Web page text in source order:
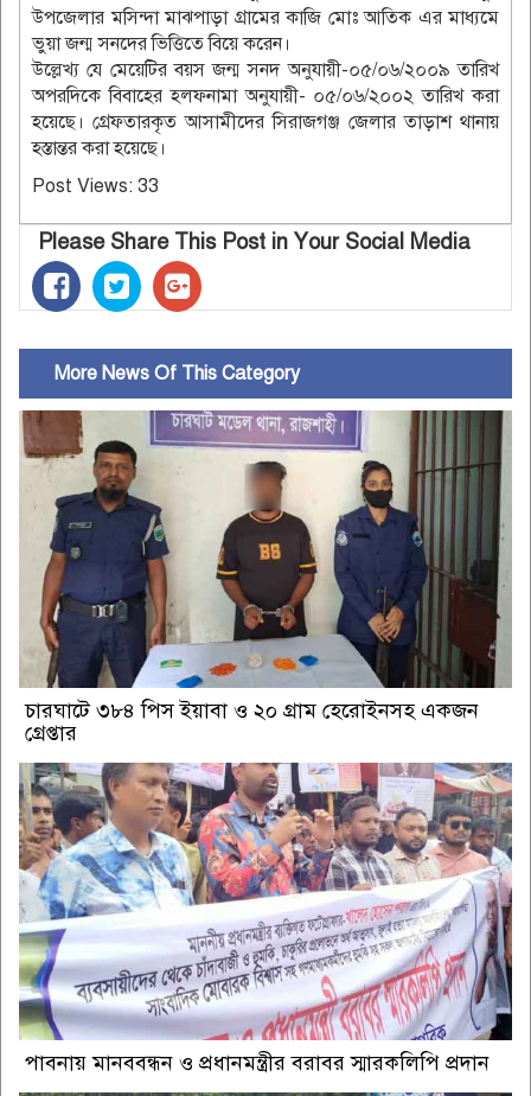
উপজেলার মসিন্দা মাঝপাড়া গ্রামের কাজি মোঃ আতিক এর মাধ্যমে
ভুয়া জন্ম সনদের ভিত্তিতে বিয়ে করেন।
উল্লেখ্য যে মেয়েটির বয়স জন্ম সনদ অনুযায়ী-০৫/০৬/২০০৯ তারিখ
অপরদিকে বিবাহের হলফনামা অনুযায়ী- ০৫/০৬/২০০২ তারিখ করা
হয়েছে। গ্রেফতারকৃত আসামীদের সিরাজগঞ্জ জেলার তাড়াশ থানায়
হস্তান্তর করা হয়েছে।
Post Views: 33
Please Share This Post in Your Social Media
More News Of This Category
চারঘাটে ৩৮৪ পিস ইয়াবা ও ২০ গ্রাম হেরোইনসহ একজন
গ্রেপ্তার
পাবনায় মানববন্ধন ও প্রধানমন্ত্রীর বরাবর স্মারকলিপি প্রদান